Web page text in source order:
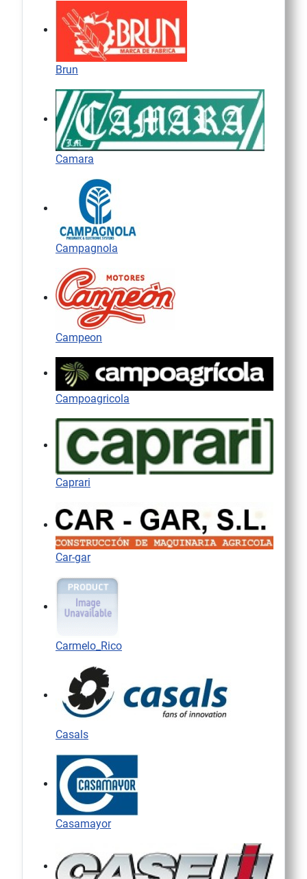
Brun
Camara
Campagnola
Campeon
Campoagricola
Caprari
Car-gar
Carmelo_Rico
Casals
Casamayor